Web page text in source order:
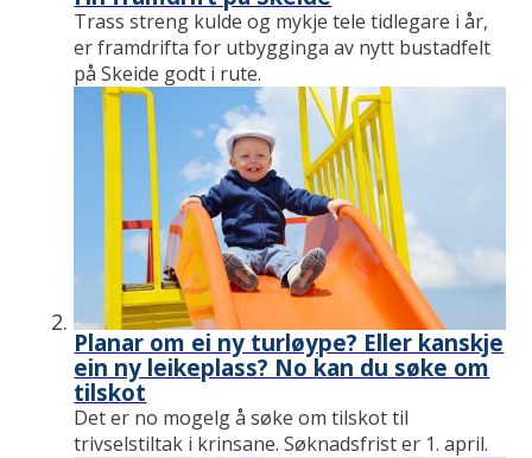
Trass streng kulde og mykje tele tidlegare i år,
er framdrifta for utbygginga av nytt bustadfelt
på Skeide godt i rute.
Planar om ei ny turløype? Eller kanskje
ein ny leikeplass? No kan du søke om
tilskot
Det er no mogelg å søke om tilskot til
trivselstiltak i krinsane. Søknadsfrist er 1. april.